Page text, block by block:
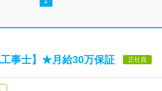
事士】★月給30万保証 正社員